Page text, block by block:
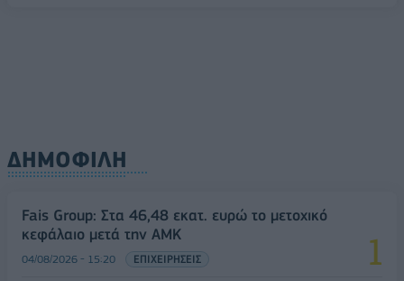
ΔΗΜΟΦΙΛΗ
Fais Group: Στα 46,48 εκατ. ευρώ το μετοχικό
κεφάλαιο μετά την ΑΜΚ
04/08/2026 - 15:20 ΕΠΙΧΕΙΡΗΣΕΙΣ